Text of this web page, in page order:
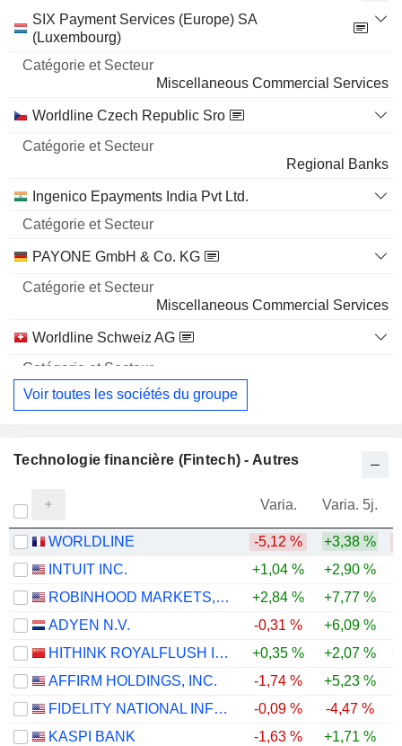
Catégorie
et
SIX Payment Services (Europe) SA
(Luxembourg)
Miscellaneous Commercial Services
Worldline Czech Republic Sro
Regional Banks
Ingenico Epayments India Pvt Ltd.
PAYONE GmbH & Co. KG
Miscellaneous Commercial Services
Worldline Schweiz AG
Voir toutes les sociétés du groupe
Technologie financière (Fintech) - Autres
Varia. Varia. 5j.
WORLDLINE -5,12 % +3,38 %
INTUIT INC.
+1,04 % +2,90 %
ROBINHOOD MARKETS, INC.
+2,84 % +7,77 %
ADYEN N.V.
-0,31 % +6,09 %
HITHINK ROYALFLUSH INFORMATION NETWORK CO., LTD.
+0,35 % +2,07 %
AFFIRM HOLDINGS, INC.
-1,74 % +5,23 %
FIDELITY NATIONAL INFORMATION SERVICES, INC.
-0,09 % -4,47 %
KASPI BANK
-1,63 % +1,71 %